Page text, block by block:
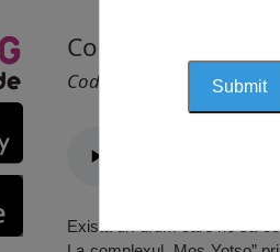
Complexul
Cod 2751
Există un drum care ne să